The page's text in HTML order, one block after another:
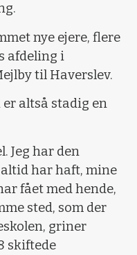
nye ejere, flere
afdeling i
til Haverslev.
er altså stadig en
Jeg har den
altid har haft, mine
fået med hende,
sted, som der
griner
skiftede